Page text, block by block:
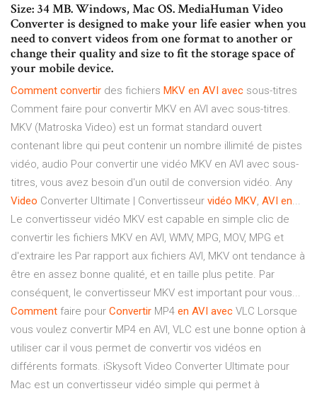
Size: 34 MB. Windows, Mac OS. MediaHuman Video
Converter is designed to make your life easier when you
need to convert videos from one format to another or
change their quality and size to fit the storage space of
your mobile device.
Comment convertir des fichiers MKV en AVI avec sous-titres
Comment faire pour convertir MKV en AVI avec sous-titres.
MKV (Matroska Video) est un format standard ouvert
contenant libre qui peut contenir un nombre illimité de pistes
vidéo, audio Pour convertir une vidéo MKV en AVI avec sous-
titres, vous avez besoin d'un outil de conversion vidéo. Any
Video Converter Ultimate | Convertisseur vidéo MKV, AVI en...
Le convertisseur vidéo MKV est capable en simple clic de
convertir les fichiers MKV en AVI, WMV, MPG, MOV, MPG et
d'extraire les Par rapport aux fichiers AVI, MKV ont tendance à
être en assez bonne qualité, et en taille plus petite. Par
conséquent, le convertisseur MKV est important pour vous...
Comment faire pour Convertir MP4 en AVI avec VLC Lorsque
vous voulez convertir MP4 en AVI, VLC est une bonne option à
utiliser car il vous permet de convertir vos vidéos en
différents formats. iSkysoft Video Converter Ultimate pour
Mac est un convertisseur vidéo simple qui permet à